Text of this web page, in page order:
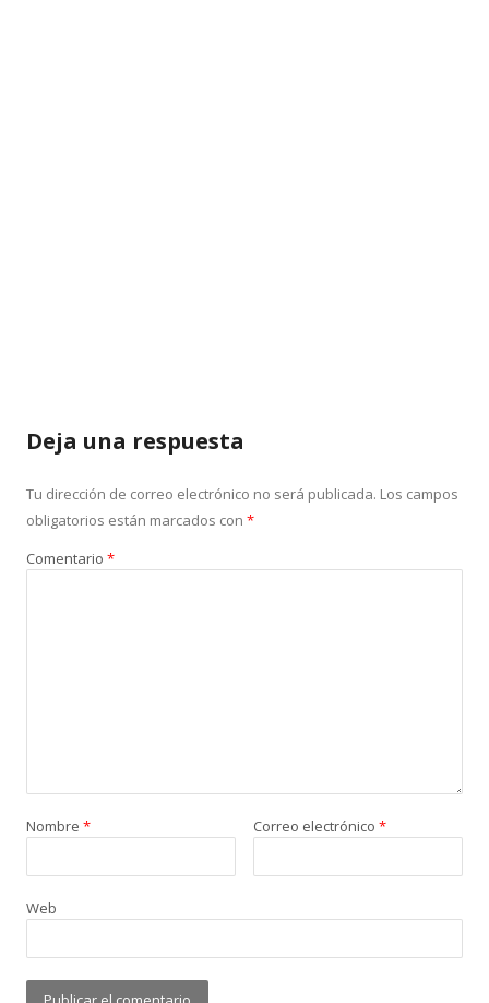
Deja una respuesta
Tu dirección de correo electrónico no será publicada. Los campos
obligatorios están marcados con *
Comentario *
Nombre * Correo electrónico *
Web